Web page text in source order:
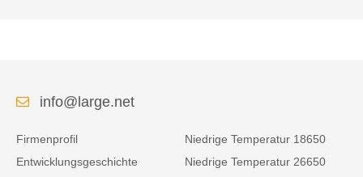
info@large.net
Firmenprofil
Entwicklungsgeschichte
Niedrige Temperatur 18650
Niedrige Temperatur 26650